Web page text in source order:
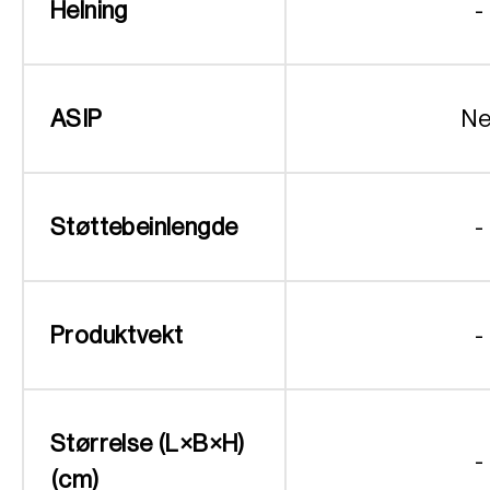
Helning -
ASIP
Støttebeinlengde -
Produktvekt -
Størrelse (L×B×H)
(cm)
-